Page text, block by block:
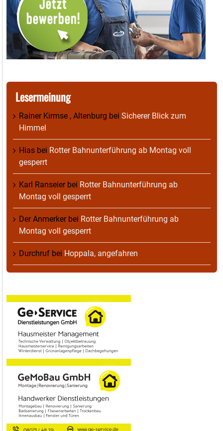
Lesermeinung
Rainer Kirmse , Altenburg bei Sicherer Blick zum
Himmel
Hias bei Rotter Bahnunterführung ab Montag voll
gesperrt
Karl Ranseierbei Rotter Bahnunterführung ab
Montag voll gesperrt
Der Anmerkerbei Rotter Bahnunterführung ab
Montag voll gesperrt
Durchruf bei Hoppala, angefahren